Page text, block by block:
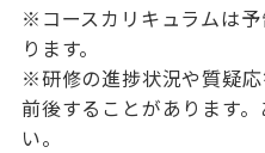
※コースカリキュラムは
ります。
※研修の進捗状況や質疑
前後することがあります
い。